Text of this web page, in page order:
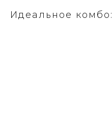
Идеальное комбо: